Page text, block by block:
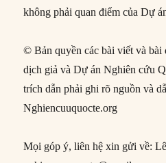
không phải quan điểm của Dự
© Bản quyền các bài viết và bài
dịch giả và Dự án Nghiên cứu
trích dẫn phải ghi rõ nguồn và
Nghiencuuquocte.org
Mọi góp ý, liên hệ xin gửi về: